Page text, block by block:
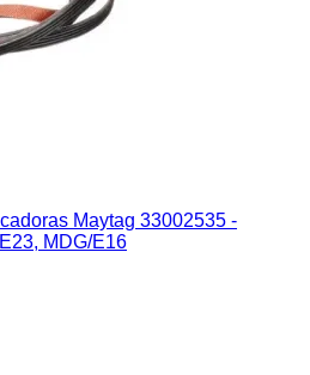
Maytag 33002535 -
MDG/E16